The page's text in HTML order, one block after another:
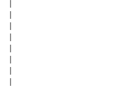
|
|
|
|
|
|
|
|